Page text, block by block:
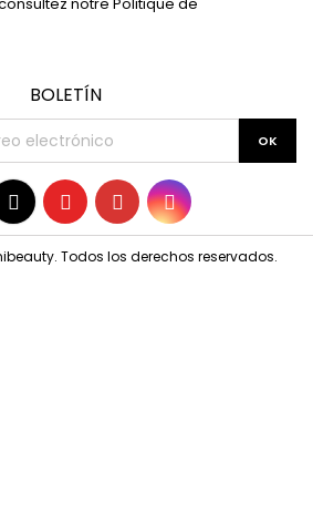
notre Politique de
BOLETÍN
TwitterYouTubePinterestInstagram
Todos los derechos reservados.